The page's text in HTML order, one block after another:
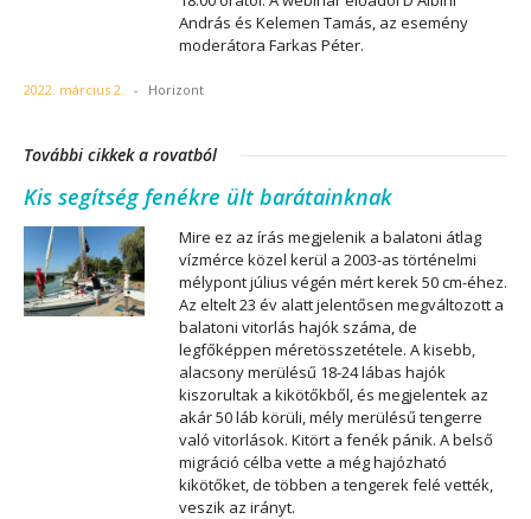
András és Kelemen Tamás, az esemény
moderátora Farkas Péter.
2022. március 2. - Horizont
További cikkek a rovatból
Kis segítség fenékre ült barátainknak
Mire ez az írás megjelenik a balatoni átlag
vízmérce közel kerül a 2003-as történelmi
mélypont július végén mért kerek 50 cm-éhez.
Az eltelt 23 év alatt jelentősen megváltozott a
balatoni vitorlás hajók száma, de
legfőképpen méretösszetétele. A kisebb,
alacsony merülésű 18-24 lábas hajók
kiszorultak a kikötőkből, és megjelentek az
akár 50 láb körüli, mély merülésű tengerre
való vitorlások. Kitört a fenék pánik. A belső
migráció célba vette a még hajózható
kikötőket, de többen a tengerek felé vették,
veszik az irányt.